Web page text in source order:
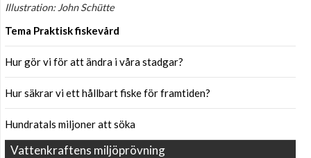
Illustration: John Schütte
Tema Praktisk fiskevård
Hur gör vi för att ändra i våra stadgar?
Hur säkrar vi ett hållbart fiske för framtiden?
Hundratals miljoner att söka
Vattenkraftens miljöprövning